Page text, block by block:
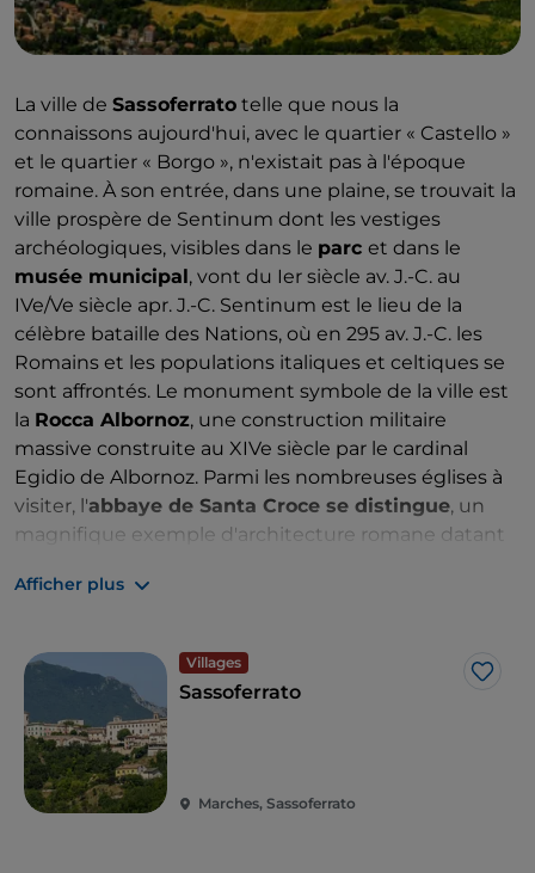
La ville de Sassoferrato telle que nous la
connaissons aujourd'hui, avec le quartier « Castello »
et le quartier « Borgo », n'existait pas à l'époque
romaine. À son entrée, dans une plaine, se trouvait la
ville prospère de Sentinum dont les vestiges
archéologiques, visibles dans le parc et dans le
musée municipal, vont du Ier siècle av. J.-C. au
IVe/Ve siècle apr. J.-C. Sentinum est le lieu de la
célèbre bataille des Nations, où en 295 av. J.-C. les
Romains et les populations italiques et celtiques se
sont affrontés. Le monument symbole de la ville est
la Rocca Albornoz, une construction militaire
massive construite au XIVe siècle par le cardinal
Egidio de Albornoz. Parmi les nombreuses églises à
visiter, l'abbaye de Santa Croce se distingue, un
magnifique exemple d'architecture romane datant
provenant de la ville voisine de Sentinum. À
vous pourrez visiter leparc archéominier
musée de la mine de soufre
, qui témoignent de la
présence d'une mine d'extraction de soufre qui,
entre 1800 et 1900, a été le centre économique du
territoire et au-delà.
Afficher plus
Villages
Sassoferrato
Marches, Sassoferrato